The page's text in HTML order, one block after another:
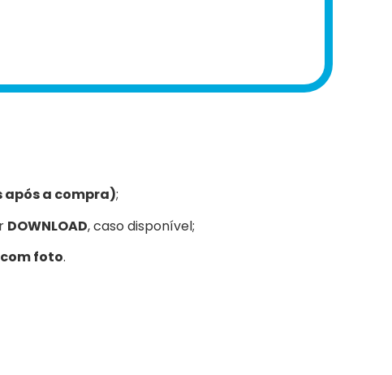
a compra);
DOWNLOAD, caso disponível;
foto.